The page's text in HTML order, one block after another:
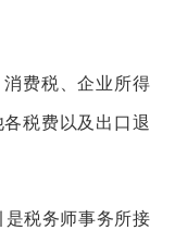
费税、企业所得
税费以及出口退
税务师事务所接